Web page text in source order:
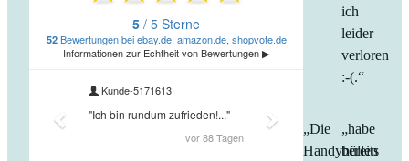
ich
leider
verloren
:-(.“
„Die
Handyhüllen
„habe
bereits